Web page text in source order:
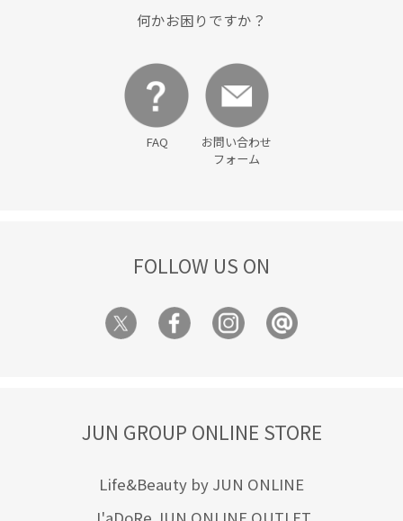
何かお困りですか？
FAQ
お問い合わせ
フォーム
FOLLOW US ON
JUN GROUP ONLINE STORE
Life&Beauty by JUN ONLINE